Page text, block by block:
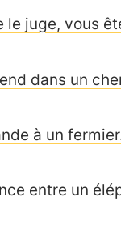
le juge, vous
dans un
à un
entre un